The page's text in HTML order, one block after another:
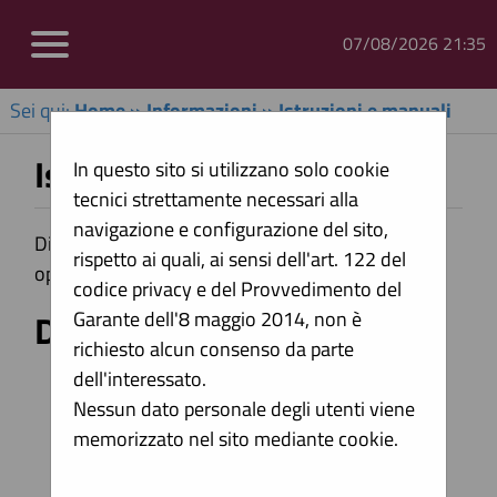
07/08/2026 21:35
Sei qui:Home»Informazioni»Istruzioni e manuali
In questo sito si utilizzano solo cookie
tecnici strettamente necessari alla
navigazione e configurazione del sito,
rispetto ai quali, ai sensi dell'art. 122 del
codice privacy e del Provvedimento del
Garante dell'8 maggio 2014, non è
richiesto alcun consenso da parte
dell'interessato.
Nessun dato personale degli utenti viene
memorizzato nel sito mediante cookie.
Istruzioni e manuali
Di seguito si riportano i manuali di supporto per
operare con la piattaforma telematica dell'Ente.
Documenti
Guida alla registrazione al portale
Guida all'iscrizione agli elenchi operatori
economici